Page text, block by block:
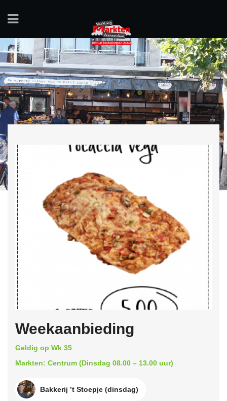
Weekaanbieding
Geldig op Wk 35
Markten: Centrum (Dinsdag 08.00 – 13.00 uur)
Bakkerij ’t Stoepje (dinsdag)